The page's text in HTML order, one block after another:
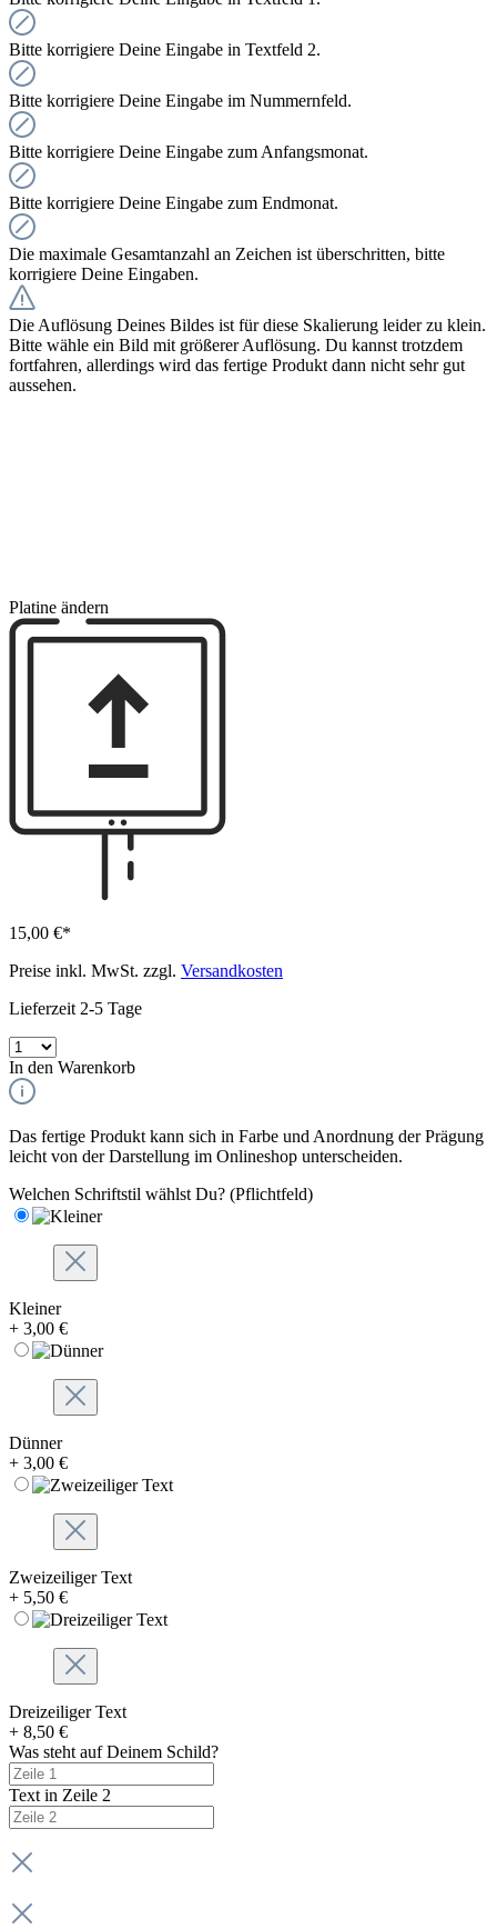
Bitte korrigiere Deine Eingabe in Textfeld 2.
Bitte korrigiere Deine Eingabe im Nummernfeld.
Bitte korrigiere Deine Eingabe zum Anfangsmonat.
Bitte korrigiere Deine Eingabe zum Endmonat.
Die maximale Gesamtanzahl an Zeichen ist überschritten, bitte
korrigiere Deine Eingaben.
Die Auflösung Deines Bildes ist für diese Skalierung leider zu klein.
Bitte wähle ein Bild mit größerer Auflösung. Du kannst trotzdem
fortfahren, allerdings wird das fertige Produkt dann nicht sehr gut
aussehen.
Platine ändern
15,00 €*
Preise inkl. MwSt. zzgl. Versandkosten
Lieferzeit 2-5 Tage
In den Warenkorb
Das fertige Produkt kann sich in Farbe und Anordnung der Prägung
leicht von der Darstellung im Onlineshop unterscheiden.
Welchen Schriftstil wählst Du? (Pflichtfeld)
Kleiner
+ 3,00 €
Dünner
+ 3,00 €
Zweizeiliger Text
+ 5,50 €
Dreizeiliger Text
+ 8,50 €
Was steht auf Deinem Schild?
Text in Zeile 2